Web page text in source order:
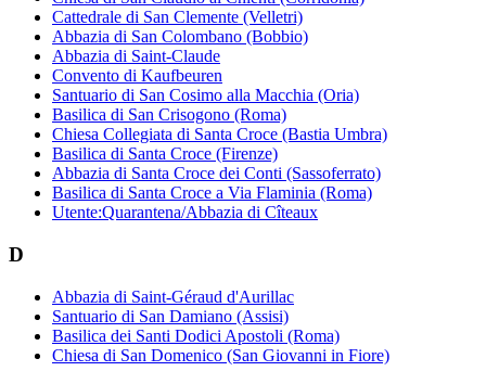
Cattedrale di San Clemente (Velletri)
Abbazia di San Colombano (Bobbio)
Abbazia di Saint-Claude
Convento di Kaufbeuren
Santuario di San Cosimo alla Macchia (Oria)
Basilica di San Crisogono (Roma)
Chiesa Collegiata di Santa Croce (Bastia Umbra)
Basilica di Santa Croce (Firenze)
Abbazia di Santa Croce dei Conti (Sassoferrato)
Basilica di Santa Croce a Via Flaminia (Roma)
Utente:Quarantena/Abbazia di Cîteaux
D
Abbazia di Saint-Géraud d'Aurillac
Santuario di San Damiano (Assisi)
Basilica dei Santi Dodici Apostoli (Roma)
Chiesa di San Domenico (San Giovanni in Fiore)